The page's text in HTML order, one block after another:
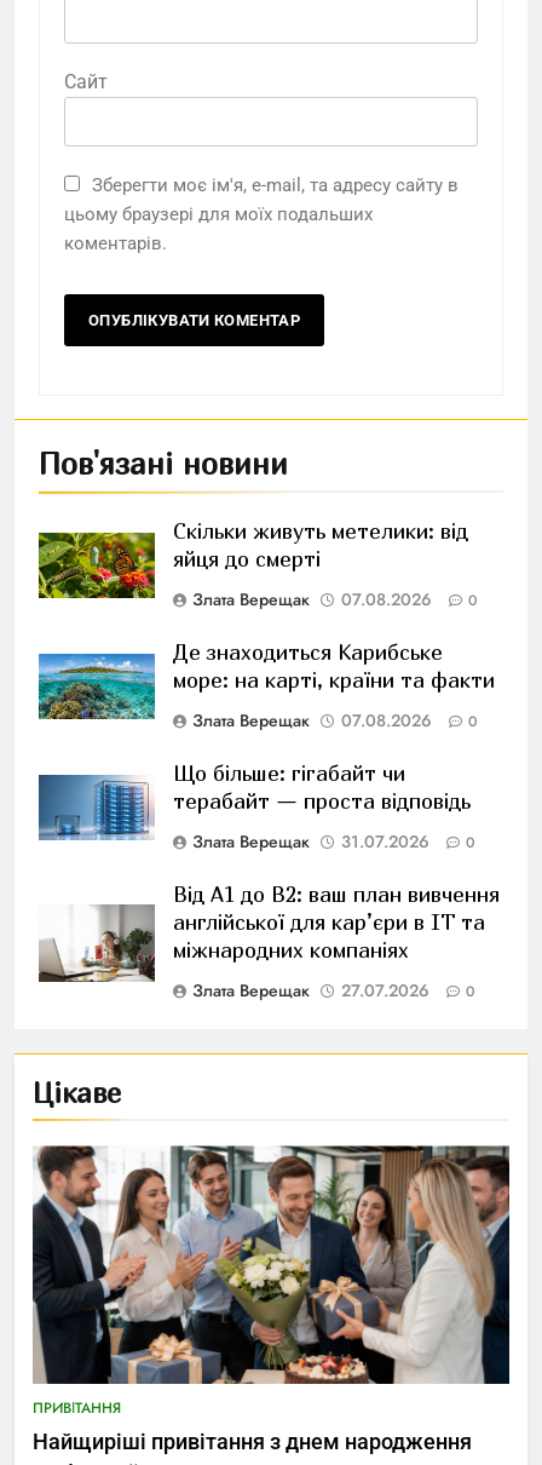
Сайт
Зберегти моє ім'я, e-mail, та адресу сайту в
цьому браузері для моїх подальших
коментарів.
Пов'язані новини
Скільки живуть метелики: від
яйця до смерті
Злата Верещак 07.08.2026 0
Де знаходиться Карибське
море: на карті, країни та факти
Злата Верещак 07.08.2026 0
Що більше: гігабайт чи
терабайт — проста відповідь
Злата Верещак 31.07.2026 0
Від A1 до B2: ваш план вивчення
англійської для кар’єри в IT та
міжнародних компаніях
Злата Верещак 27.07.2026 0
Цікаве
ПРИВІТАННЯ
Найщиріші привітання з днем народження